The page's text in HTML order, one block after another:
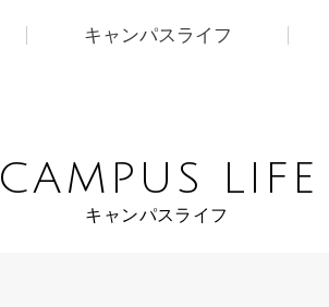
キャンパスライフ
CAMPUS LIFE
キャンパスライフ